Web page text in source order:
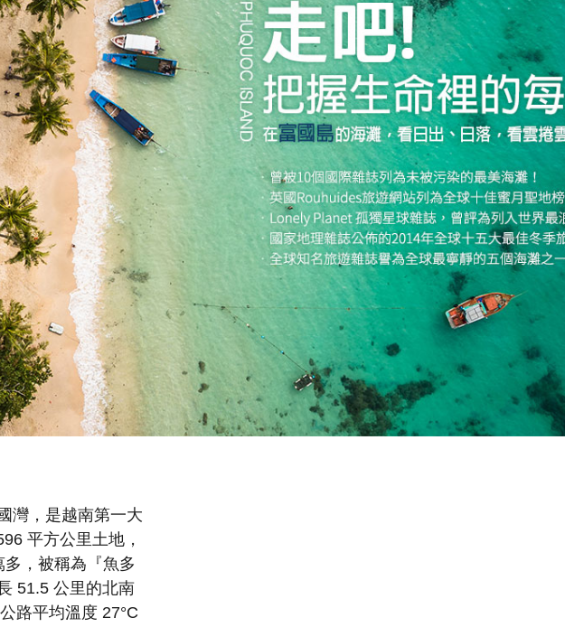
灣，是越南第一大
平方公里土地，
，被稱為『魚多
51.5 公里的北南
路平均溫度 27°C